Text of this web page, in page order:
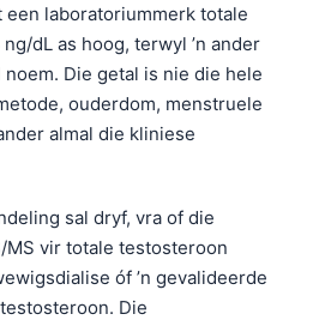
een laboratoriummerk totale
dL as hoog, terwyl ’n ander
noem. Die getal is nie die hele
ouderdom, menstruele
almal die kliniese
sal dryf, vra of die
MS vir totale testosteroon
óf ’n gevalideerde
Die